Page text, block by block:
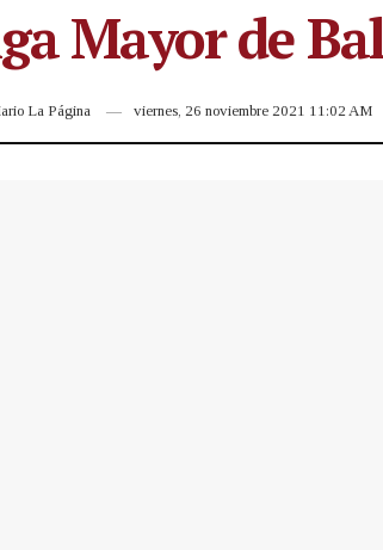
Mayor de
La Página viernes, 26 noviembre 2021 11:02 AM